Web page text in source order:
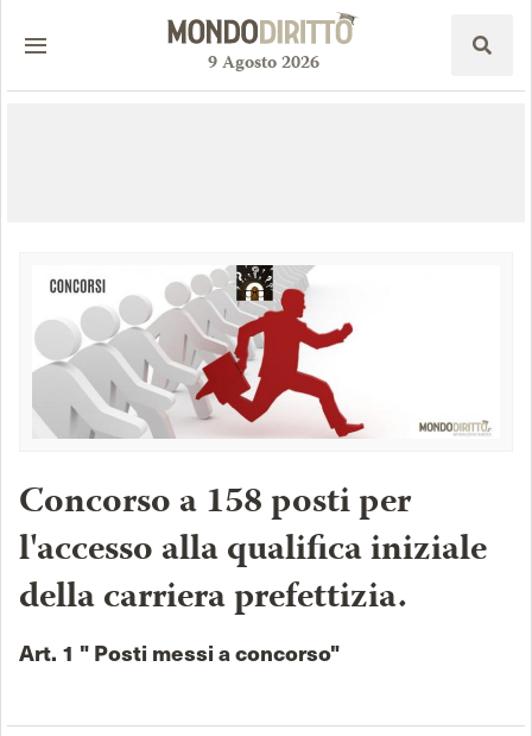
9Agosto2026
Concorso a 158 posti per
l'accesso alla qualifica iniziale
della carriera prefettizia.
Art. 1 " Posti messi a concorso"